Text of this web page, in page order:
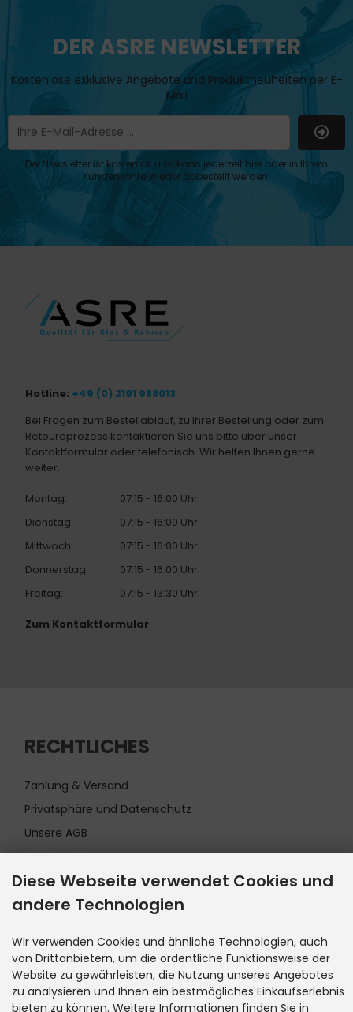
DER ASRE NEWSLETTER
Kostenlose exklusive Angebote und Produktneuheiten per E-
Mail
Der Newsletter ist kostenlos und kann jederzeit hier oder in Ihrem
Kundenkonto wieder abbestellt werden.
Hotline: +49 (0) 2191 988013
Bei Fragen zum Bestellablauf, zu Ihrer Bestellung oder zum
Retoureprozess kontaktieren Sie uns bitte über unser
Kontaktformular oder telefonisch. Wir helfen Ihnen gerne
weiter.
Montag:
07:15 - 16:00 Uhr
Dienstag:
07:15 - 16:00 Uhr
Mittwoch:
07:15 - 16:00 Uhr
Donnerstag:
07:15 - 16:00 Uhr
Freitag:
07:15 - 13:30 Uhr
Zum Kontaktformular
RECHTLICHES
Zahlung & Versand
Privatsphäre und Datenschutz
Unsere AGB
Impressum
INFORMATIONEN
Kontakt
Sitemap
Lieferzeit
Diese Webseite verwendet Cookies und
andere Technologien
Wir verwenden Cookies und ähnliche Technologien, auch
von Drittanbietern, um die ordentliche Funktionsweise der
Website zu gewährleisten, die Nutzung unseres Angebotes
zu analysieren und Ihnen ein bestmögliches Einkaufserlebnis
bieten zu können. Weitere Informationen finden Sie in